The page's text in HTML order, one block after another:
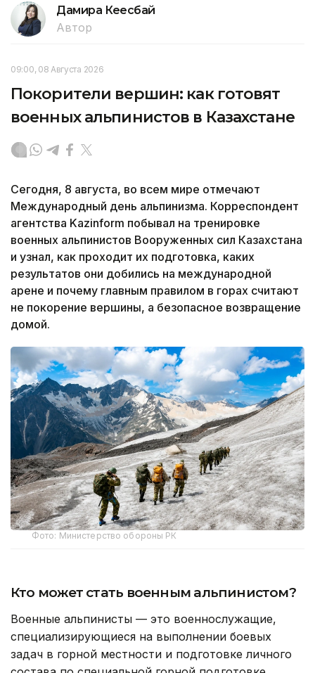
Дамира Кеңесбай
Автор
09:00, 08 Августа 2026
Покорители вершин: как готовят
военных альпинистов в Казахстане
Сегодня, 8 августа, во всем мире отмечают
Международный день альпинизма. Корреспондент
агентства Kazinform побывал на тренировке
военных альпинистов Вооруженных сил Казахстана
и узнал, как проходит их подготовка, каких
результатов они добились на международной
арене и почему главным правилом в горах считают
не покорение вершины, а безопасное возвращение
домой.
Фото: Министерство обороны РК
Кто может стать военным альпинистом?
Военные альпинисты — это военнослужащие,
специализирующиеся на выполнении боевых
задач в горной местности и подготовке личного